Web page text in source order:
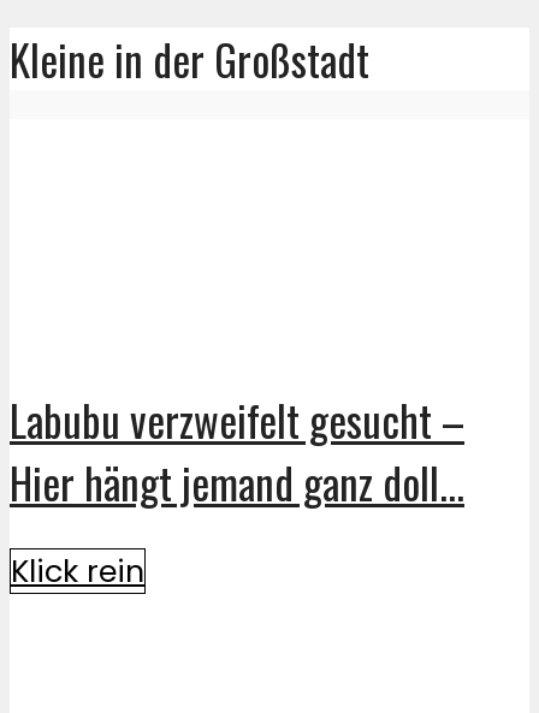
Kleine in der Großstadt
Labubu verzweifelt gesucht –
Hier hängt jemand ganz doll...
Klick rein